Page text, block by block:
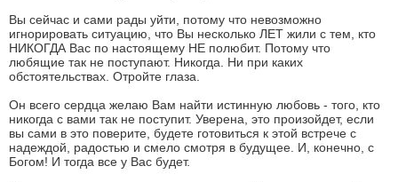
Вы сейчас и сами рады уйти, потому что невозможно
игнорировать ситуацию, что Вы несколько ЛЕТ жили с тем, кто
НИКОГДА Вас по настоящему НЕ полюбит. Потому что
любящие так не поступают. Никогда. Ни при каких
обстоятельствах. Отройте глаза.
Он всего сердца желаю Вам найти истинную любовь - того, кто
никогда с вами так не поступит. Уверена, это произойдет, если
вы сами в это поверите, будете готовиться к этой встрече с
надеждой, радостью и смело смотря в будущее. И, конечно, с
Богом! И тогда все у Вас будет.